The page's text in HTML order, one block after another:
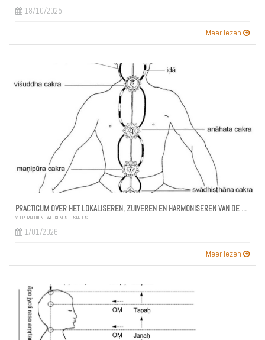
18/10/2025
Meer lezen
PRACTICUM OVER HET LOKALISEREN, ZUIVEREN EN HARMONISEREN VAN DE CHAKRA’S
VOORDRACHTEN - WEEKENDS – STAGES
1/01/2026
Meer lezen